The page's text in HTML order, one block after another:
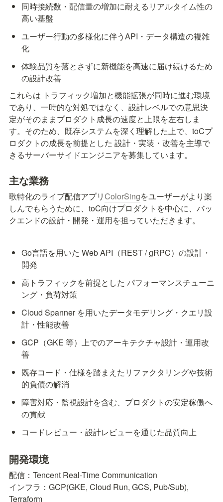
同時接続数・配信量の増加に耐えるリアルタイム性の
高い基盤
ユーザー行動の多様化に伴うAPI・データ構造の複雑
化
体験品質を落とさずに新機能を高速に届け続けるため
の設計改善
これらは トラフィック増加と機能拡張が同時に進む環境
であり、一時的な対処ではなく、設計レベルでの意思決
定がそのままプロダクト成長の速度と上限を左右しま
す。そのため、既存システムを深く理解した上で、toCプ
ロダクトの成長を前提とした 設計・実装・改善を主導で
きるサーバーサイドエンジニアを募集しています。
主な業務
歌特化のライブ配信アプリColorSingをユーザーがより楽
しんでもらうために、toC向けプロダクトを中心に、バッ
クエンドの設計・開発・運用を担っていただきます。
Go言語を用いた Web API（REST / gRPC）の設計・
開発
高トラフィックを前提とした パフォーマンスチューニ
ング・負荷対策
Cloud Spanner を用いたデータモデリング・クエリ設
計・性能改善
GCP（GKE 等）上でのアーキテクチャ設計・運用改
善
既存コード・仕様を踏まえたリファクタリングや技術
的負債の解消
障害対応・監視設計を含む、プロダクトの安定稼働へ
の貢献
コードレビュー・設計レビューを通じた品質向上
開発環境
配信：Tencent Real-Time Communication
インフラ：GCP(GKE, Cloud Run, GCS, Pub/Sub),
Terraform